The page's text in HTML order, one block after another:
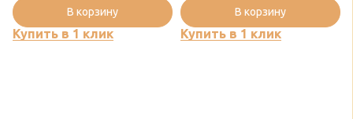
Купить в 1 клик
В корзину
Купить в 1 клик
В корзину